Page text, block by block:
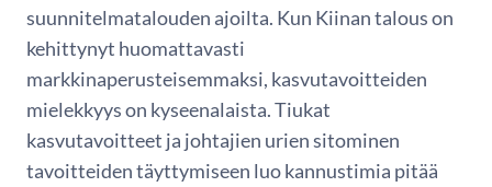
suunnitelmatalouden ajoilta. Kun Kiinan talous on
kehittynyt huomattavasti
markkinaperusteisemmaksi, kasvutavoitteiden
mielekkyys on kyseenalaista. Tiukat
kasvutavoitteet ja johtajien urien sitominen
tavoitteiden täyttymiseen luo kannustimia pitää